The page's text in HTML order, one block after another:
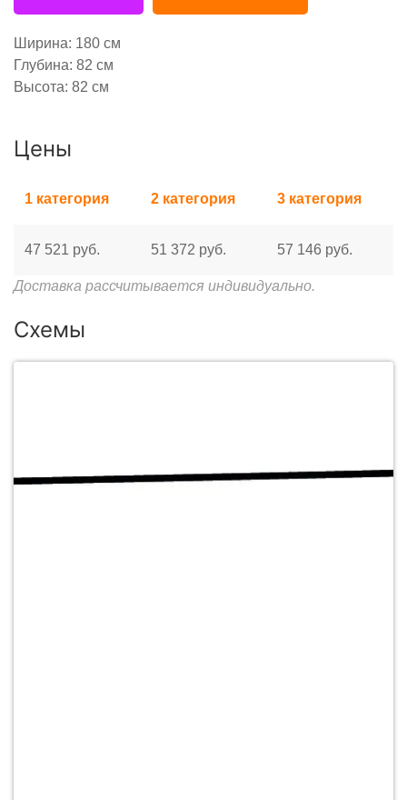
Ширина: 180 см
Глубина: 82 см
Высота: 82 см
Цены
1 категория 2 категория 3 категория
47 521 руб. 51 372 руб. 57 146 руб.
Доставка рассчитывается индивидуально.
Схемы